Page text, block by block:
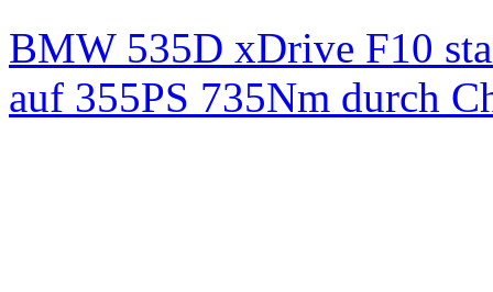
BMW 535D xDrive F10
auf 355PS 735Nm durch